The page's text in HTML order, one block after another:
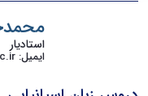
ایمیل